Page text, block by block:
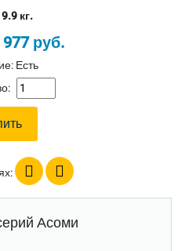
кг.
977 руб.
Есть
Асоми